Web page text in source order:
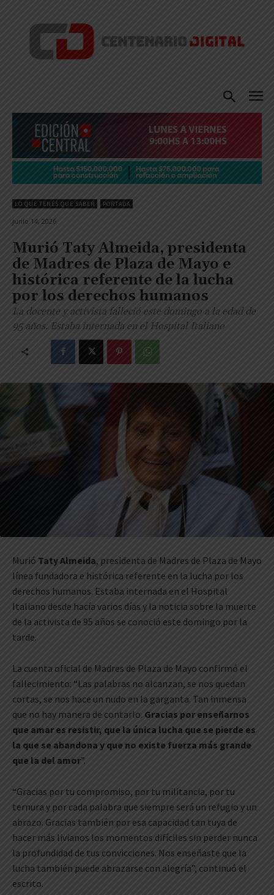
LO QUE TENÉS QUE SABER PORTADA
junio 14, 2026
Murió Taty Almeida, presidenta
de Madres de Plaza de Mayo e
histórica referente de la lucha
por los derechos humanos
La docente y activista falleció este domingo a la edad de
95 años. Estaba internada en el Hospital Italiano
Murió Taty Almeida, presidenta de Madres de Plaza de Mayo
línea fundadora e histórica referente en la lucha por los
derechos humanos. Estaba internada en el Hospital
Italiano desde hacía varios días y la noticia sobre la muerte
de la activista de 95 años se conoció este domingo por la
tarde.
La cuenta oficial de Madres de Plaza de Mayo confirmó el
fallecimiento: “Las palabras no alcanzan, se nos quedan
cortas, se nos hace un nudo en la garganta. Tan inmensa
que no hay manera de contarlo. Gracias por enseñarnos
que amar es resistir, que la única lucha que se pierde es
la que se abandona y que no existe fuerza más grande
que la del amor”.
“Gracias por tu compromiso, por tu militancia, por tu
ternura y por cada palabra que siempre será un refugio y un
abrazo. Gracias también por esa capacidad tan tuya de
hacer más livianos los momentos difíciles sin perder nunca
la profundidad de tus convicciones. Nos enseñaste que la
lucha también puede abrazarse con alegría”, continuó el
escrito.